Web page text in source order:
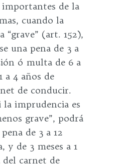
de la
cuando la
“grave” (art. 152),
una pena de 3 a
ó multa de 6 a
a 4 años de
de conducir.
imprudencia es
grave”, podrá
de 3 a 12
y de 3 meses a 1
carnet de